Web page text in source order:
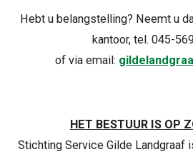
Hebt u belangstelling? Neemt u
kantoor, tel. 045-
of via email:
HET BESTUUR IS OP
Stichting Service Gilde Landgraaf